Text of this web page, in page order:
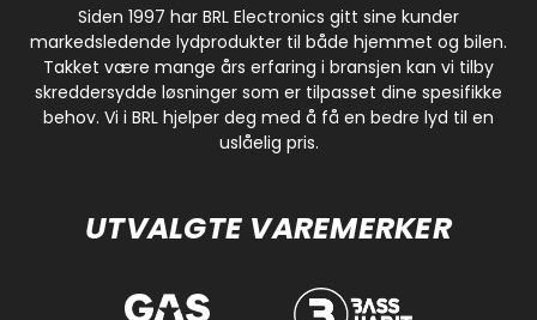
Siden 1997 har BRL Electronics gitt sine kunder
markedsledende lydprodukter til både hjemmet og bilen.
Takket være mange års erfaring i bransjen kan vi tilby
skreddersydde løsninger som er tilpasset dine spesifikke
behov. Vi i BRL hjelper deg med å få en bedre lyd til en
uslåelig pris.
UTVALGTE VAREMERKER